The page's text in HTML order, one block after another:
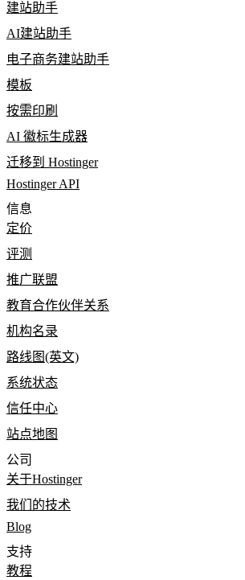
建站助手
AI建站助手
电子商务建站助手
模板
按需印刷
AI 徽标生成器
迁移到 Hostinger
Hostinger API
信息
定价
评测
推广联盟
教育合作伙伴关系
机构名录
路线图(英文)
系统状态
信任中心
站点地图
公司
关于Hostinger
我们的技术
Blog
支持
教程